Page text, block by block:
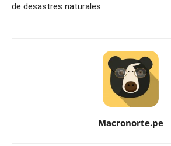
de desastres naturales
Macronorte.pe